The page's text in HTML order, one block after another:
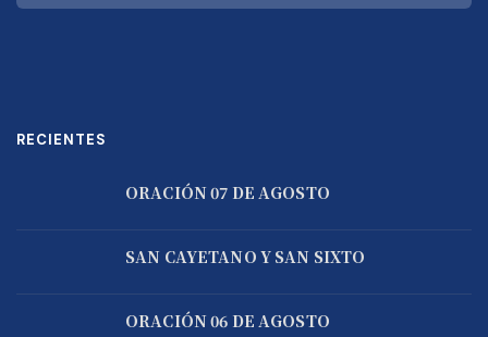
RECIENTES
ORACIÓN 07 DE AGOSTO
SAN CAYETANO Y SAN SIXTO
ORACIÓN 06 DE AGOSTO